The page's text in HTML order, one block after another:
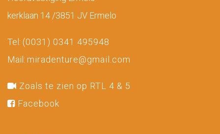
kerklaan 14 /3851 JV Ermelo
Tel: (0031) 0341 495948
Mail: miradenture@gmail.com
Zoals te zien op RTL 4 & 5
Facebook